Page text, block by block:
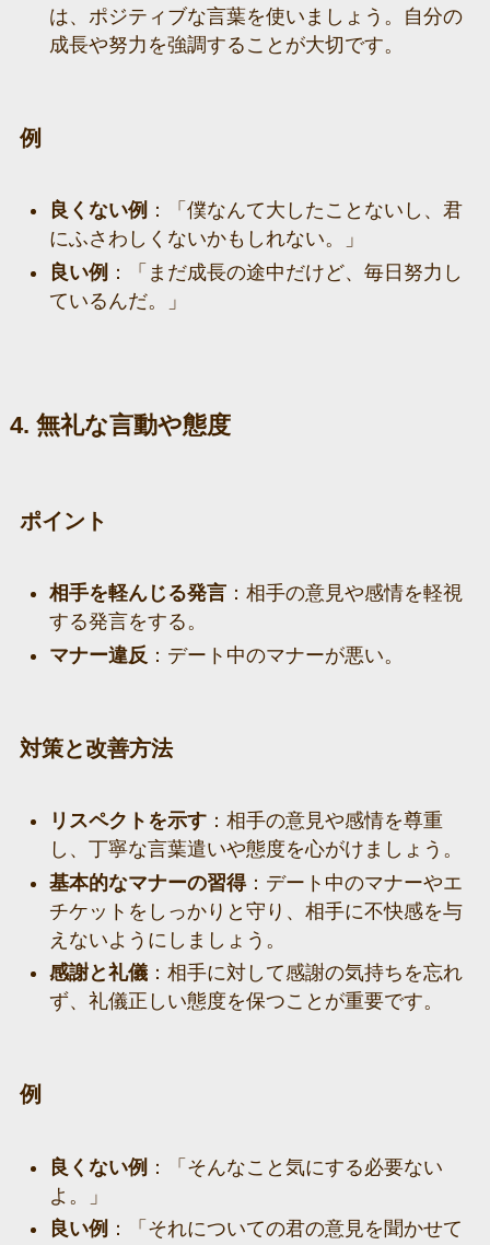
は、ポジティブな言葉を使いましょう。自分の
成長や努力を強調することが大切です。
例
良くない例 ：「僕なんて大したことないし、君
にふさわしくないかもしれない。」
良い例 ：「まだ成長の途中だけど、毎日努力し
ているんだ。」
4. 無礼な言動や態度
ポイント
相手を軽んじる発言：相手の意見や感情を軽視
する発言をする。
マナー違反 ：デート中のマナーが悪い。
対策と改善方法
リスペクトを示す：相手の意見や感情を尊重
し、丁寧な言葉遣いや態度を心がけましょう。
基本的なマナーの習得：デート中のマナーやエ
チケットをしっかりと守り、相手に不快感を与
えないようにしましょう。
感謝と礼儀：相手に対して感謝の気持ちを忘れ
ず、礼儀正しい態度を保つことが重要です。
例
良くない例 ：「そんなこと気にする必要ない
よ。」
良い例 ：「それについての君の意見を聞かせて